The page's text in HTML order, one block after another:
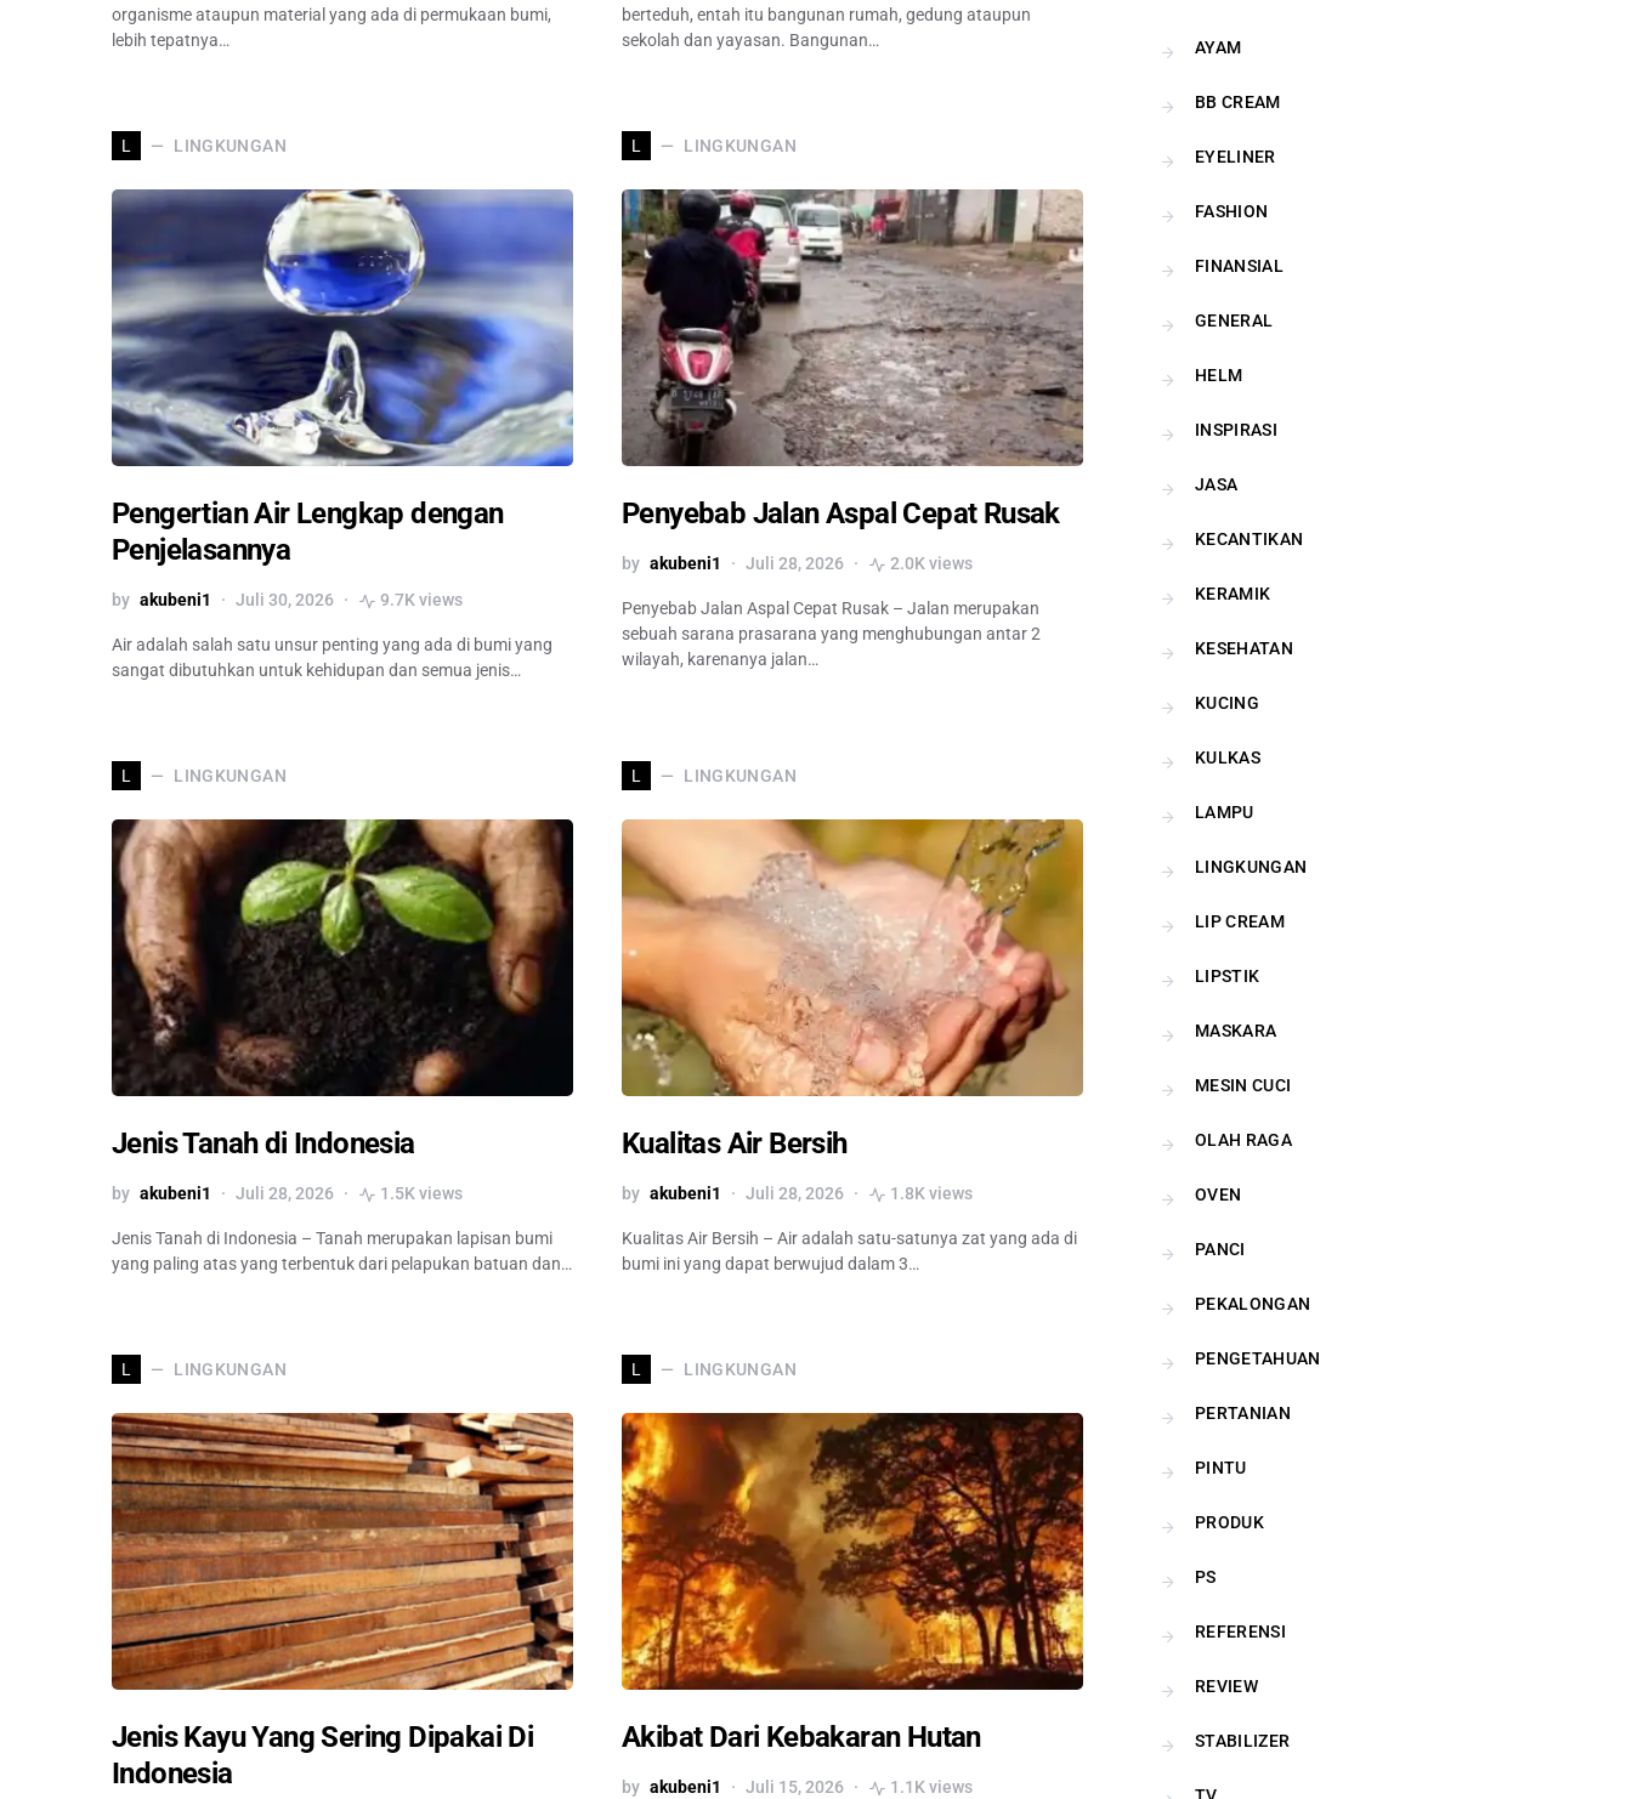
organisme ataupun material yang ada di permukaan bumi,
lebih tepatnya…
berteduh, entah itu bangunan rumah, gedung ataupun
sekolah dan yayasan. Bangunan…
L LINGKUNGAN
Pengertian Air Lengkap dengan
Penjelasannya
by akubeni1 Juli 30, 2026 9.7K views
Air adalah salah satu unsur penting yang ada di bumi yang
sangat dibutuhkan untuk kehidupan dan semua jenis…
L LINGKUNGAN
Penyebab Jalan Aspal Cepat Rusak
by akubeni1 Juli 28, 2026 2.0K views
Penyebab Jalan Aspal Cepat Rusak – Jalan merupakan
sebuah sarana prasarana yang menghubungan antar 2
wilayah, karenanya jalan…
L LINGKUNGAN
Jenis Tanah di Indonesia
by akubeni1 Juli 28, 2026 1.5K views
Jenis Tanah di Indonesia – Tanah merupakan lapisan bumi
yang paling atas yang terbentuk dari pelapukan batuan dan…
L LINGKUNGAN
Kualitas Air Bersih
by akubeni1 Juli 28, 2026 1.8K views
Kualitas Air Bersih – Air adalah satu-satunya zat yang ada di
bumi ini yang dapat berwujud dalam 3…
L LINGKUNGAN
Jenis Kayu Yang Sering Dipakai Di
Indonesia
L LINGKUNGAN
Akibat Dari Kebakaran Hutan
by akubeni1 Juli 15, 2026 1.1K views
AYAM
BB CREAM
EYELINER
FASHION
FINANSIAL
GENERAL
HELM
INSPIRASI
JASA
KECANTIKAN
KERAMIK
KESEHATAN
KUCING
KULKAS
LAMPU
LINGKUNGAN
LIP CREAM
LIPSTIK
MASKARA
MESIN CUCI
OLAH RAGA
OVEN
PANCI
PEKALONGAN
PENGETAHUAN
PERTANIAN
PINTU
PRODUK
PS
REFERENSI
REVIEW
STABILIZER